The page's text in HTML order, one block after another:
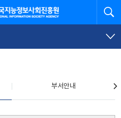
사회진흥원
부서안내